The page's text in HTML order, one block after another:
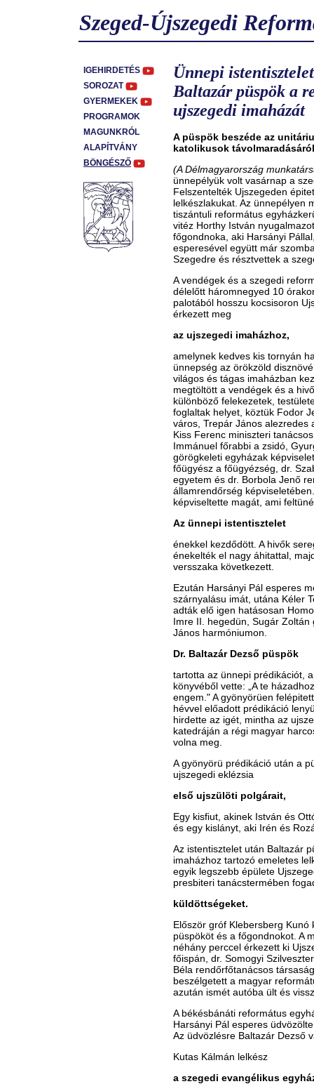
Szeged-Újszegedi
IGEHIRDETÉS
SOROZAT
GYERMEKEK
PROGRAMOK
MAGUNKRÓL
ALAPÍTVÁNY
BÖNGÉSZŐ
Ünnepi
Baltazár püspök a
ujszegedi imaházát
A püspök beszéde az
katolikusok távolmaradásáról
(A Délmagyarország
ünnepélyük volt vasárnap a
Felszentelték Ujszegeden
lelkészlakukat. Az ünnepélyen
tiszántuli református
vitéz Horthy István
főgondnoka, aki Harsányi
esperesével együtt már
Szegedre és résztvettek a
A vendégek és a szegedi
délelőtt háromnegyed 10
palotából hosszu kocsisoron
érkezett meg
az ujszegedi imaházhoz,
amelynek kedves kis tornyán
ünnepség az örökzöld
világos és tágas imaházban
megtöltött a vendégek és a
különböző felekezetek,
foglaltak helyet, köztük Fodor
város, Trepár János alezredes
Kiss Ferenc miniszteri
Immánuel főrabbi a zsidó,
görögkeleti egyházak
főügyész a főügyézség, dr.
egyetem és dr. Borbola Jenő
államrendőrség
képviseltette magát, ami
Az ünnepi istentisztelet
énekkel kezdődött. A hivők
énekelték el nagy áhitattal,
versszaka következett.
Ezután Harsányi Pál esperes
szárnyalásu imát, utána Kéler
adták elő igen hatásosan
Imre II. hegedün, Sugár
János harmóniumon.
Dr. Baltazár Dezső püspök
tartotta az ünnepi prédikációt,
könyvéből vette: „A te
engem." A gyönyörüen
hévvel előadott prédikáció
hirdette az igét, mintha az
katedráján a régi magyar
volna meg.
A gyönyörü prédikáció után a
ujszegedi eklézsia
első ujszülöti polgárait,
Egy kisfiut, akinek István és
és egy kislányt, aki Irén és
Az istentisztelet után Baltazár
imaházhoz tartozó emeletes
egyik legszebb épülete
presbiteri tanácstermében
küldöttségeket.
Először gróf Klebersberg
püspököt és a főgondnokot. A
néhány perccel érkezett ki
főispán, dr. Somogyi
Béla rendőrfőtanácsos
beszélgetett a magyar
azután ismét autóba ült és
A békésbánáti református
Harsányi Pál esperes
Az üdvözlésre Baltazár Dezső
Kutas Kálmán lelkész
a szegedi evangélikus